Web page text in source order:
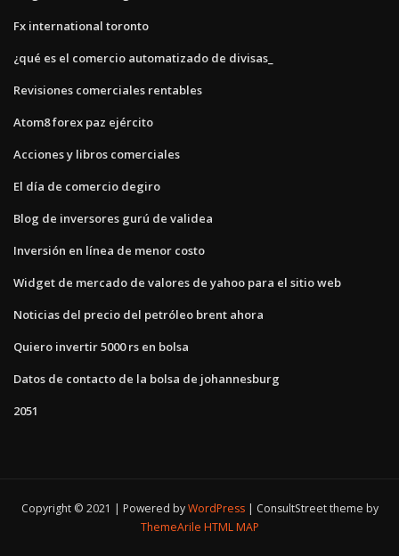
Fx international toronto
¿qué es el comercio automatizado de divisas_
Revisiones comerciales rentables
Atom8 forex paz ejército
Acciones y libros comerciales
El día de comercio degiro
Blog de inversores gurú de validea
Inversión en línea de menor costo
Widget de mercado de valores de yahoo para el sitio web
Noticias del precio del petróleo brent ahora
Quiero invertir 5000 rs en bolsa
Datos de contacto de la bolsa de johannesburg
2051
Copyright © 2021 | Powered byWordPress
ConsultStreet theme by
ThemeArile HTML MAP